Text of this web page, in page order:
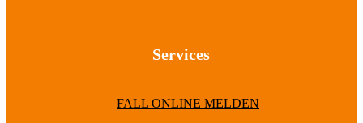
Services
FALL ONLINE MELDEN